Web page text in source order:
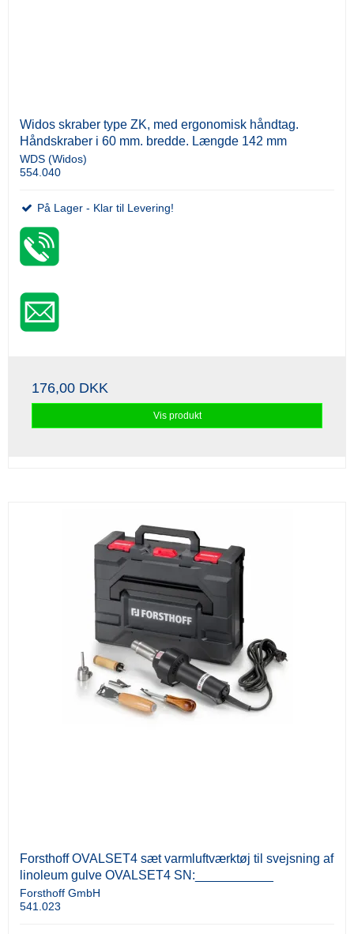
Widos skraber type ZK, med ergonomisk håndtag.
Håndskraber i 60 mm. bredde. Længde 142 mm
WDS (Widos)
554.040
På Lager - Klar til Levering!
176,00 DKK
Vis produkt
Forsthoff OVALSET4 sæt varmluftværktøj til svejsning af
linoleum gulve OVALSET4 SN:___________
Forsthoff GmbH
541.023